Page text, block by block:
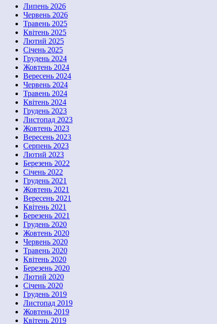
Липень 2026
Червень 2026
Травень 2025
Квітень 2025
Лютий 2025
Січень 2025
Грудень 2024
Жовтень 2024
Вересень 2024
Червень 2024
Травень 2024
Квітень 2024
Грудень 2023
Листопад 2023
Жовтень 2023
Вересень 2023
Серпень 2023
Лютий 2023
Березень 2022
Січень 2022
Грудень 2021
Жовтень 2021
Вересень 2021
Квітень 2021
Березень 2021
Грудень 2020
Жовтень 2020
Червень 2020
Травень 2020
Квітень 2020
Березень 2020
Лютий 2020
Січень 2020
Грудень 2019
Листопад 2019
Жовтень 2019
Квітень 2019